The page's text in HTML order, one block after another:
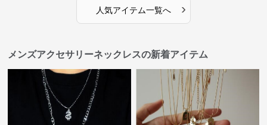
人気アイテム一覧へ ›
メンズアクセサリーネックレスの新着アイテム